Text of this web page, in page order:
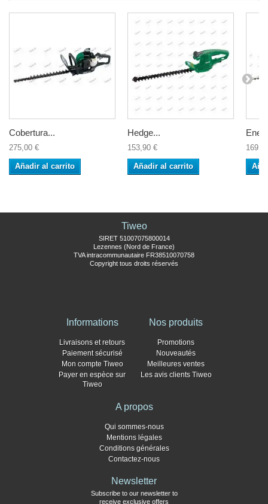
Cobertura...
275,00 €
Añadir al carrito
Hedge...
153,90 €
Añadir al carrito
Tiweo
SIRET 51007075800014
Lezennes (Nord de France)
TVA intracommunautaire FR38510070758
Copyright tous droits réservés
Informations
Livraisons et retours
Paiement sécurisé
Mon compte Tiweo
Payer en espèce sur
Tiweo
Nos produits
Promotions
Nouveautés
Meilleures ventes
Les avis clients Tiweo
A propos
Qui sommes-nous
Mentions légales
Conditions générales
Contactez-nous
Newsletter
Subscribe to our newsletter to
receive exclusive offers